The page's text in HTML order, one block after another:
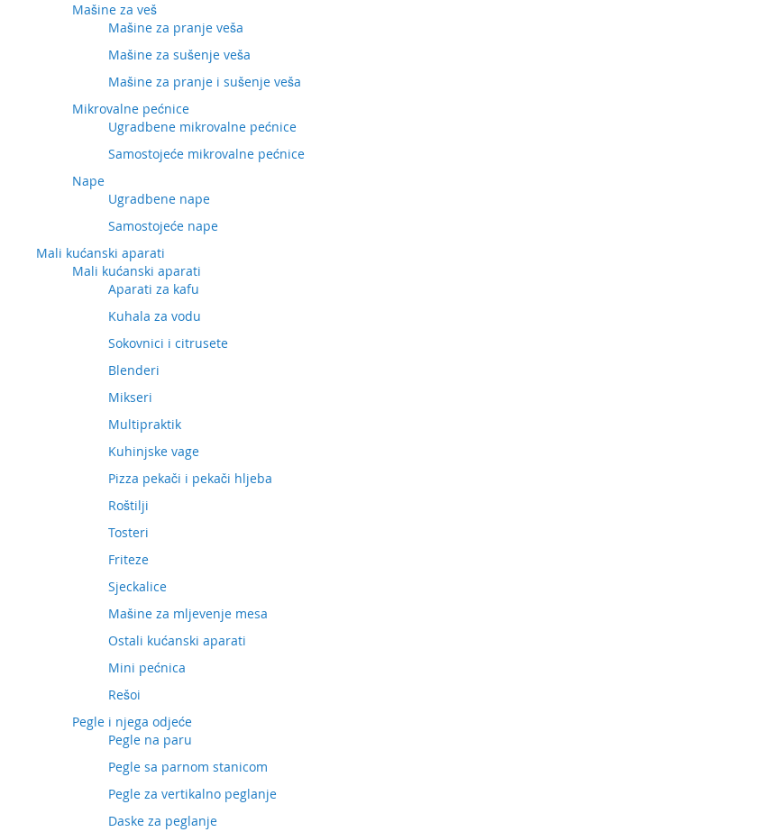
Mašine za veš
Mašine za pranje veša
Mašine za sušenje veša
Mašine za pranje i sušenje veša
Mikrovalne pećnice
Ugradbene mikrovalne pećnice
Samostojeće mikrovalne pećnice
Nape
Ugradbene nape
Samostojeće nape
Mali kućanski aparati
Mali kućanski aparati
Aparati za kafu
Kuhala za vodu
Sokovnici i citrusete
Blenderi
Mikseri
Multipraktik
Kuhinjske vage
Pizza pekači i pekači hljeba
Roštilji
Tosteri
Friteze
Sjeckalice
Mašine za mljevenje mesa
Ostali kućanski aparati
Mini pećnica
Rešoi
Pegle i njega odjeće
Pegle na paru
Pegle sa parnom stanicom
Pegle za vertikalno peglanje
Daske za peglanje